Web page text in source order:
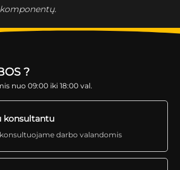
komponentų.
?
nuo 09:00 iki 18:00 val.
konsultantu
darbo valandomis